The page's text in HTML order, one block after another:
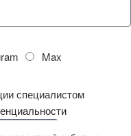
Max
специалистом